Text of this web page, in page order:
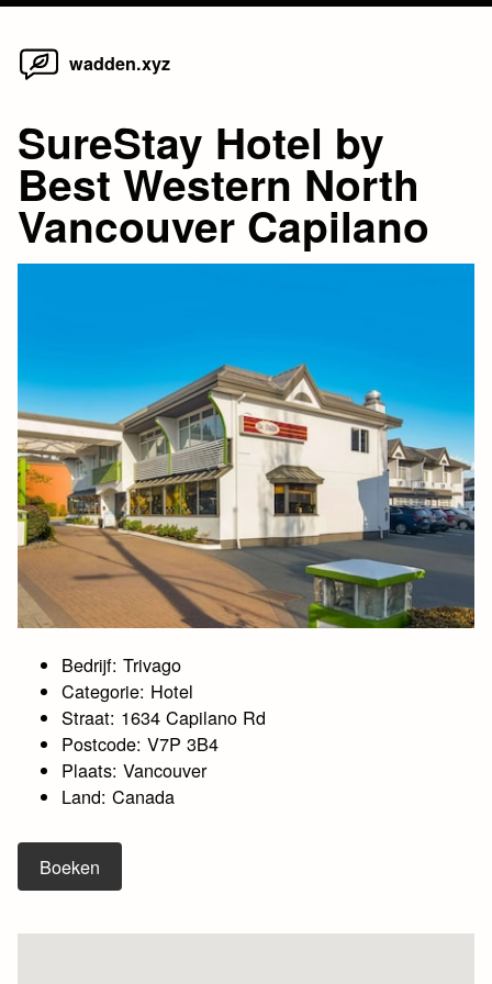
Skip
wadden.xyz
SureStay Hotel by
Best Western North
Vancouver Capilano
Bedrijf: Trivago
Categorie: Hotel
Straat: 1634 Capilano Rd
Postcode: V7P 3B4
Plaats: Vancouver
Land: Canada
Boeken